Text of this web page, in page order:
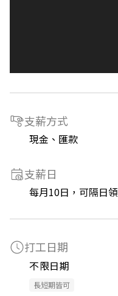
支薪方式
現金、匯款
支薪日
每月10日，可隔日領
打工日期
不限日期
長短期皆可